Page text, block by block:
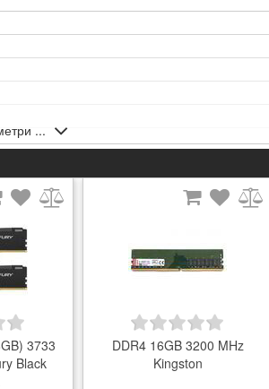
Тобто, товар може поставлятися без
що гарантує лише їх безпечне транспортування.
...
3733
Black
DDR4 16GB 3200 MHz
Kingston